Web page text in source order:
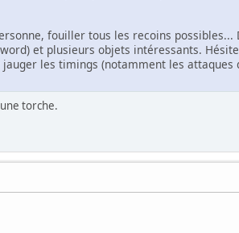
fouiller tous les recoins possibles...
et plusieurs objets intéressants.
les timings (notamment les attaques
torche.